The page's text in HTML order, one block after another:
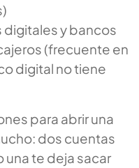
y bancos
(frecuente en
digital no tiene
para abrir una
dos cuentas
te deja sacar